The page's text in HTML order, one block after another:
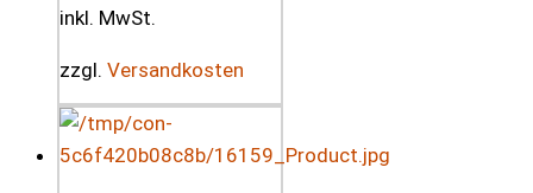
inkl. MwSt.
zzgl. Versandkosten